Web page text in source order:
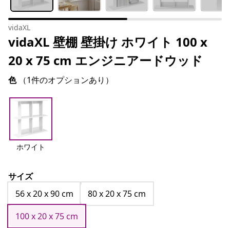
vidaXL
vidaXL 壁棚 壁掛け ホワイト 100 x
20 x 75 cm エンジニアードウッド
色 （1件のオプションあり）
ホワイト
サイズ
56 x 20 x 90 cm
80 x 20 x 75 cm
100 x 20 x 75 cm